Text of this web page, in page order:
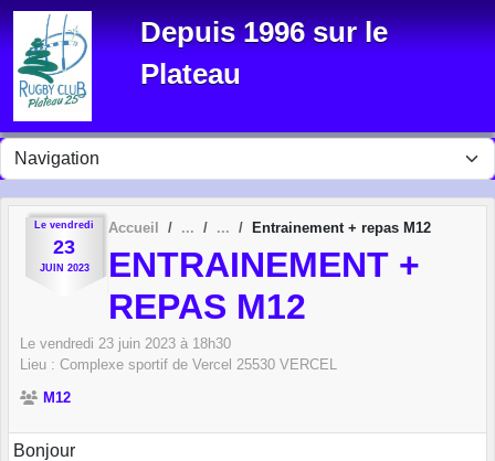
Depuis 1996 sur le
Plateau
Le vendredi
23
JUIN 2023
Accueil Entrainement + repas M12
ENTRAINEMENT +
REPAS M12
Le vendredi 23 juin 2023 à 18h30
Lieu : Complexe sportif de Vercel 25530 VERCEL
M12
Bonjour
Panneau de gestion des cookies